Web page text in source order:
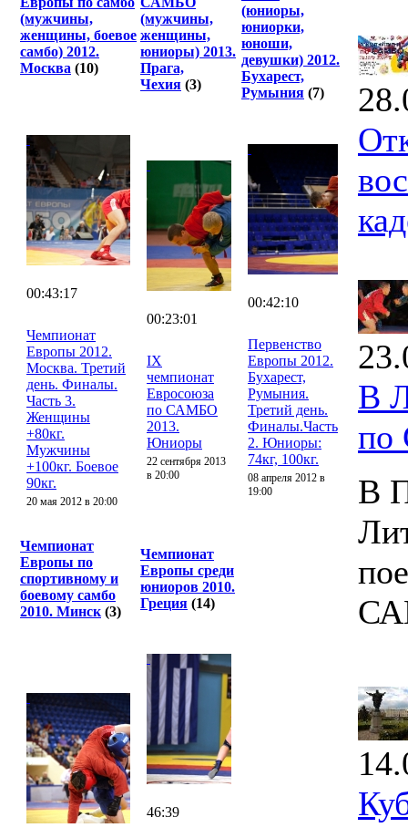
(мужчины,
женщины, боевое
самбо) 2012.
Москва (10)
(мужчины,
женщины,
юниоры) 2013.
Прага,
Чехия (3)
(юниоры,
юниорки,
юноши,
девушки) 2012.
Бухарест,
Румыния (7)
00:43:17
Чемпионат
Европы 2012.
Москва. Третий
день. Финалы.
Часть 3.
Женщины
+80кг.
Мужчины
+100кг. Боевое
90кг.
20 мая 2012 в 20:00
00:23:01
IX
чемпионат
Евросоюза
по САМБО
2013.
Юниоры
22 сентября 2013
в 20:00
00:42:10
Первенство
Европы 2012.
Бухарест,
Румыния.
Третий день.
Финалы.Часть
2. Юниоры:
74кг, 100кг.
08 апреля 2012 в
19:00
Чемпионат
Европы по
спортивному и
боевому самбо
2010. Минск (3)
Чемпионат
Европы среди
юниоров 2010.
Греция (14)
46:39
В
В